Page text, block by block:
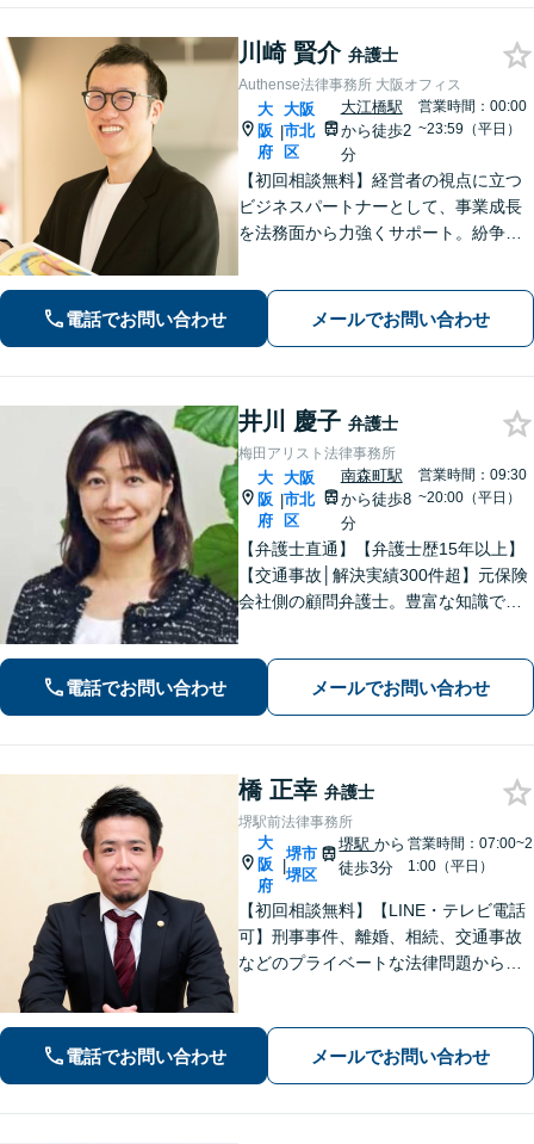
川崎 賢介 弁護士
Authense法律事務所 大阪オフィス
大
阪
府
|
大阪
市北
区
大江橋駅
から徒歩2
分
営業時間：00:00
~23:59（平日）
【初回相談無料】経営者の視点に立つ
ビジネスパートナーとして、事業成長
を法務面から力強くサポート。紛争を
の方もお任せください！【淀屋橋駅4
分】
電話でお問い合わせ メールでお問い合わせ
井川 慶子 弁護士
梅田アリスト法律事務所
大
阪
府
|
大阪
市北
区
南森町駅
から徒歩8
分
営業時間：09:30
~20:00（平日）
【弁護士直通】【弁護士歴15年以上】
【交通事故│解決実績300件超】元保険
会社側の顧問弁護士。豊富な知識で最
言書作成や資産管理など親身に支援し
ます【初回面談無料】【東梅田駅8分】
電話でお問い合わせ メールでお問い合わせ
橋 正幸 弁護士
堺駅前法律事務所
大
阪
府
|
堺市
堺区
堺駅から
徒歩3分
営業時間：07:00~2
1:00（平日）
【初回相談無料】【LINE・テレビ電話
可】刑事事件、離婚、相続、交通事故
などのプライベートな法律問題から、
広く対応。トラブル解決のための身近
な相談相手として、お気軽にご連絡く
電話でお問い合わせ メールでお問い合わせ